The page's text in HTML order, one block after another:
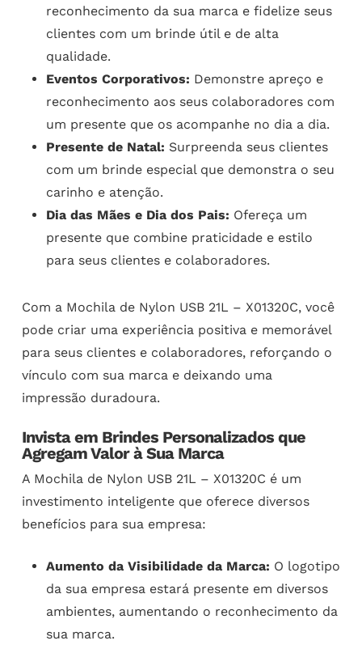
reconhecimento da sua marca e fidelize seus
clientes com um brinde útil e de alta
qualidade.
Eventos Corporativos: Demonstre apreço e
reconhecimento aos seus colaboradores com
um presente que os acompanhe no dia a dia.
Presente de Natal: Surpreenda seus clientes
com um brinde especial que demonstra o seu
carinho e atenção.
Dia das Mães e Dia dos Pais: Ofereça um
presente que combine praticidade e estilo
para seus clientes e colaboradores.
Com a Mochila de Nylon USB 21L – X01320C, você
pode criar uma experiência positiva e memorável
para seus clientes e colaboradores, reforçando o
vínculo com sua marca e deixando uma
impressão duradoura.
Invista em Brindes Personalizados que
Agregam Valor à Sua Marca
A Mochila de Nylon USB 21L – X01320C é um
investimento inteligente que oferece diversos
benefícios para sua empresa:
Aumento da Visibilidade da Marca: O logotipo
da sua empresa estará presente em diversos
ambientes, aumentando o reconhecimento da
sua marca.